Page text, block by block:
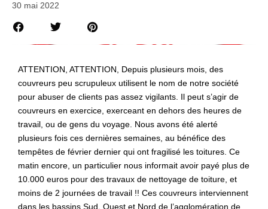
30 mai 2022
ATTENTION, ATTENTION, Depuis plusieurs mois, des
couvreurs peu scrupuleux utilisent le nom de notre société
pour abuser de clients pas assez vigilants. Il peut s’agir de
couvreurs en exercice, exerceant en dehors des heures de
travail, ou de gens du voyage. Nous avons été alerté
plusieurs fois ces dernières semaines, au bénéfice des
tempêtes de février dernier qui ont fragilisé les toitures. Ce
matin encore, un particulier nous informait avoir payé plus de
10.000 euros pour des travaux de nettoyage de toiture, et
moins de 2 journées de travail !! Ces couvreurs interviennent
dans les bassins Sud, Ouest et Nord de l’agglomération de